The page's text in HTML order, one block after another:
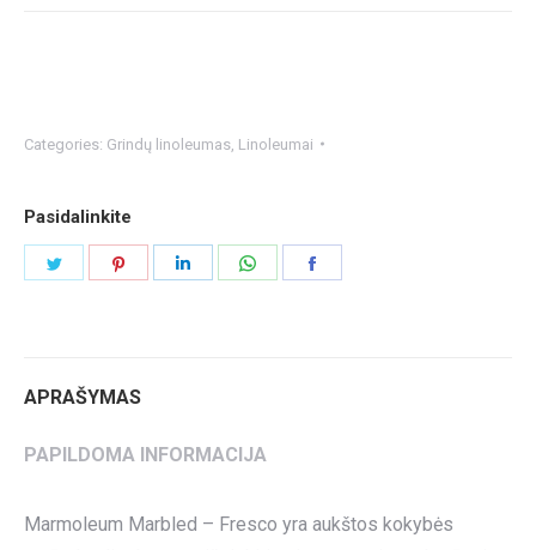
Categories: Grindų linoleumas Linoleumai
Pasidalinkite
APRAŠYMAS
PAPILDOMA INFORMACIJA
Marmoleum Marbled – Fresco yra aukštos kokybės